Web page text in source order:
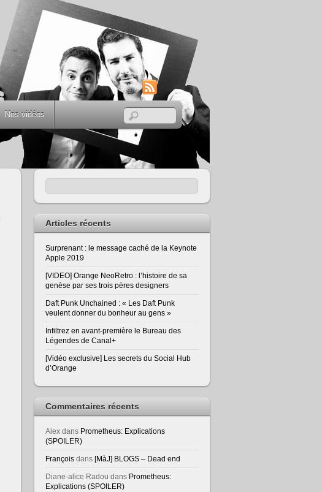
RSS
Nos vidéos
Articles récents
Surprenant : le message caché de la Keynote
Apple 2019
[VIDEO] Orange NeoRetro : l’histoire de sa
genèse par ses trois pères designers
Daft Punk Unchained : « Les Daft Punk
veulent donner du bonheur au gens »
Infiltrez en avant-première le Bureau des
Légendes de Canal+
[Vidéo exclusive] Les secrets du Social Hub
d’Orange
Commentaires récents
Alex dans Prometheus: Explications
(SPOILER)
François dans [MàJ] BLOGS – Dead end
Diane-alice Radou dans Prometheus:
Explications (SPOILER)